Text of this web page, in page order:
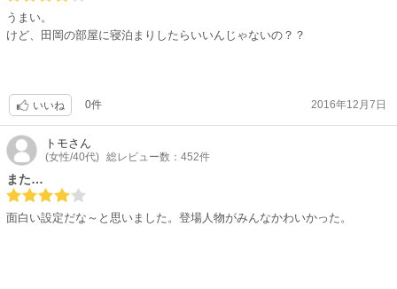
うまい。
けど、田岡の部屋に寝泊まりしたらいいんじゃないの？？
いいね 0件 2016年12月7日
トモさん
(女性/40代) 総レビュー数：452件
また…
面白い設定だな～と思いました。登場人物がみんなかわいかった。